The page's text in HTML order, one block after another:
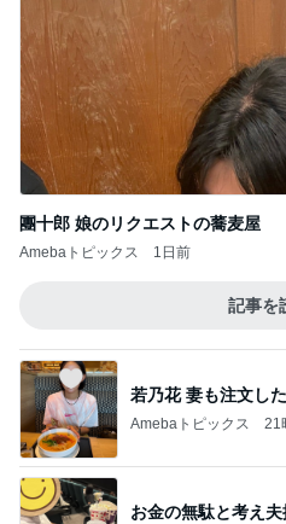
團十郎 娘のリクエストの蕎麦屋
Amebaトピックス 1日前
記事を
若乃花 妻も注文し
Amebaトピックス 21
お金の無駄と考え